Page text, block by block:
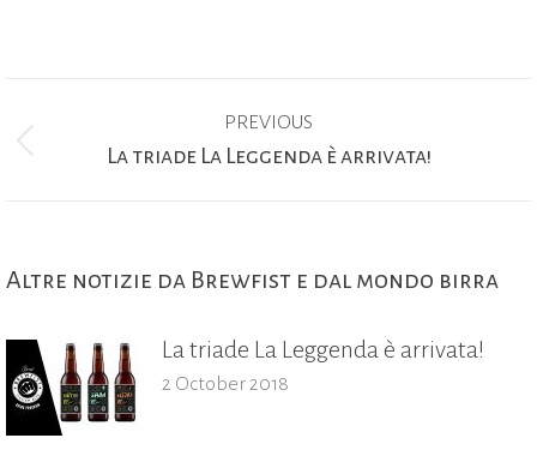
navigation
PREVIOUS
Previous
La triade La Leggenda è arrivata!
Altre notizie da Brewfist e dal mondo birra
La triade La Leggenda è arrivata!
2 October 2018